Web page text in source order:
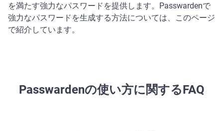
を満たす強力なパスワードを提供します。Passwardenで
強力なパスワードを生成する方法については、このページ
で紹介しています。
Passwardenの使い方に関するFAQ